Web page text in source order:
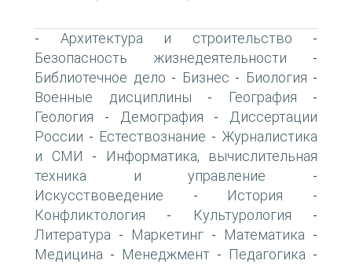
- Архитектура и строительство -
Безопасность жизнедеятельности -
Библиотечное дело - Бизнес - Биология -
Военные дисциплины - География -
Геология - Демография -
Диссертации
России - Естествознание - Журналистика
и СМИ -
Информатика, вычислительная
техника и управление -
Искусствоведение - История -
Конфликтология - Культурология -
Литература - Маркетинг - Математика -
Медицина - Менеджмент - Педагогика -